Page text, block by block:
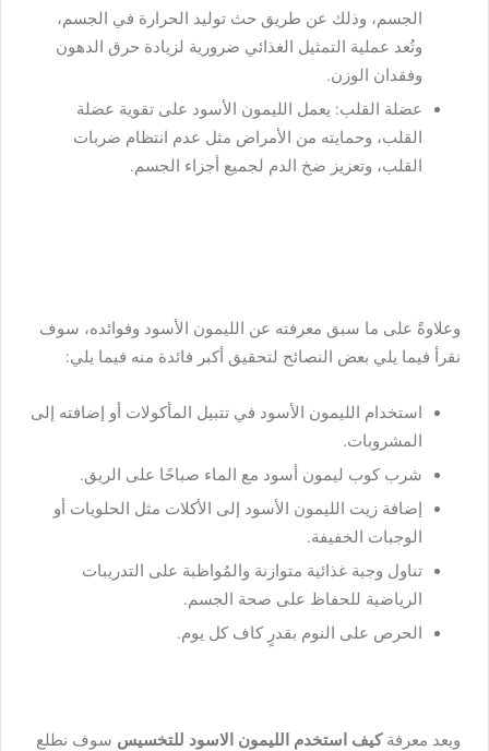
الجسم، وذلك عن طريق حث توليد الحرارة في الجسم،
وتُعد عملية التمثيل الغذائي ضرورية لزيادة حرق الدهون
وفقدان الوزن.
عضلة القلب: يعمل الليمون الأسود على تقوية عضلة
القلب، وحمايته من الأمراض مثل عدم انتظام ضربات
القلب، وتعزيز ضخ الدم لجميع أجزاء الجسم.
وعلاوةً على ما سبق معرفته عن الليمون الأسود وفوائده، سوف
نقرأ فيما يلي بعض النصائح لتحقيق أكبر فائدة منه فيما يلي:
استخدام الليمون الأسود في تتبيل المأكولات أو إضافته إلى
المشروبات.
شرب كوب ليمون أسود مع الماء صباحًا على الريق.
إضافة زيت الليمون الأسود إلى الأكلات مثل الحلويات أو
الوجبات الخفيفة.
تناول وجبة غذائية متوازنة والمُواظبة على التدريبات
الرياضية للحفاظ على صحة الجسم.
الحرص على النوم بقدرٍ كاف كل يوم.
وبعد معرفةكيف استخدم الليمون الاسود للتخسيس سوف نطلع